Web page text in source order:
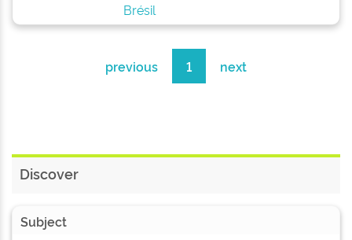
Brésil
previous 1 next
Discover
Subject